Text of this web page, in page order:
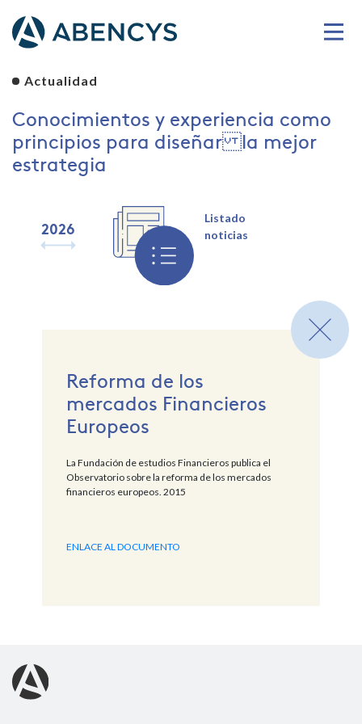
Actualidad
Conocimientos y experiencia como
principios para diseñar la mejor
estrategia
2026 2024 2023 2022 2021
Listado
noticias
Reforma de los
mercados Financieros
Europeos
La Fundación de estudios Financieros publica el
Observatorio sobre la reforma de los mercados
financieros europeos. 2015
ENLACE AL DOCUMENTO